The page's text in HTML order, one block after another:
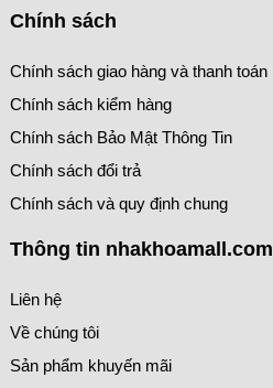
Chính sách
Chính sách giao hàng và thanh toán
Chính sách kiểm hàng
Chính sách Bảo Mật Thông Tin
Chính sách đổi trả
Chính sách và quy định chung
Thông tin nhakhoamall.com
Liên hệ
Về chúng tôi
Sản phẩm khuyến mãi